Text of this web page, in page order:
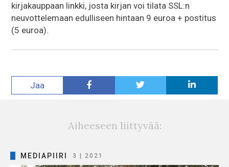
kirjakauppaan linkki, josta kirjan voi tilata SSL:n
neuvottelemaan edulliseen hintaan 9 euroa + postitus
(5 euroa).
Jaa
Aiheeseen liittyvää:
MEDIAPIIRI 3 | 2021